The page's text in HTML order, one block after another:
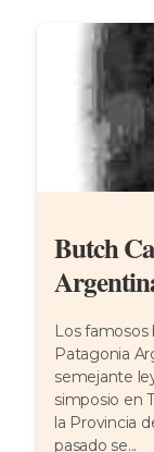
Butch
Los famosos
Patagonia
semejante
simposio en
la Provincia
pasado se...